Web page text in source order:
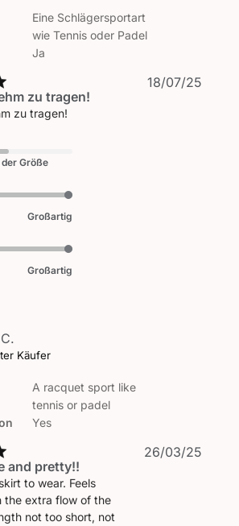
Eine Schlägersportart
wie Tennis oder Padel
Ja
zu tragen!
zu tragen!
Größe
Großartig
Großartig
18/07/25
Käufer
A racquet sport like
tennis or padel
Yes
and pretty!!
to wear. Feels
the extra flow of the
not too short, not
26/03/25